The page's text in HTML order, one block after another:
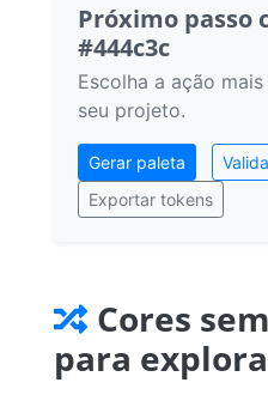
Próximo passo
#444c3c
Escolha a ação
seu projeto.
Gerar paleta
Exportar tokens
Cores
para